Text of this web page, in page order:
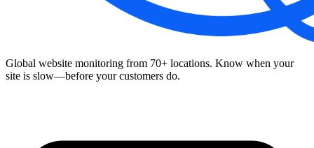
Global website monitoring from 70+ locations. Know when your
site is slow—before your customers do.